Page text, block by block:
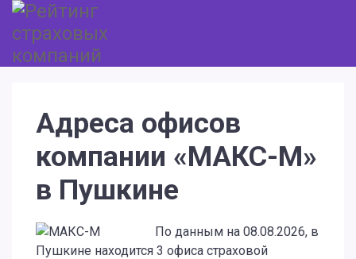
Адреса офисов
компании «МАКС-М»
в Пушкине
По данным на 08.08.2026, в
Пушкине находится 3 офиса страховой